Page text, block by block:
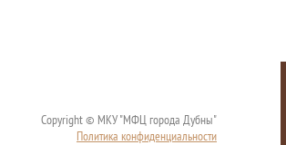
Copyright © МКУ "МФЦ города Дубны"
Политика конфиденциальности